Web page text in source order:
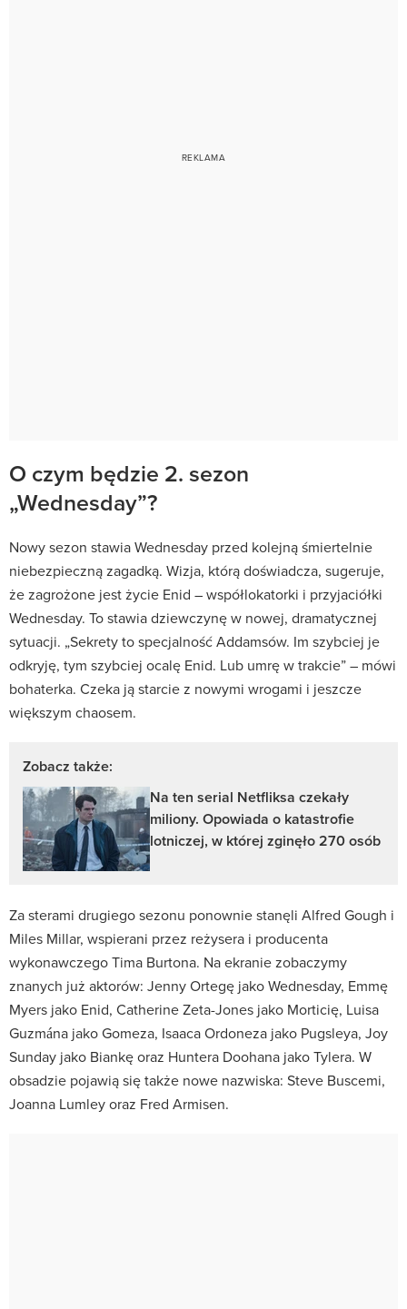
O czym będzie 2. sezon
„Wednesday”?
Nowy sezon stawia Wednesday przed kolejną śmiertelnie
niebezpieczną zagadką. Wizja, którą doświadcza, sugeruje,
że zagrożone jest życie Enid – współlokatorki i przyjaciółki
Wednesday. To stawia dziewczynę w nowej, dramatycznej
sytuacji. „Sekrety to specjalność Addamsów. Im szybciej je
odkryję, tym szybciej ocalę Enid. Lub umrę w trakcie” – mówi
bohaterka. Czeka ją starcie z nowymi wrogami i jeszcze
większym chaosem.
Zobacz także:
Na ten serial Netfliksa czekały
miliony. Opowiada o katastrofie
lotniczej, w której zginęło 270 osób
Za sterami drugiego sezonu ponownie stanęli Alfred Gough i
Miles Millar, wspierani przez reżysera i producenta
wykonawczego Tima Burtona. Na ekranie zobaczymy
znanych już aktorów: Jenny Ortegę jako Wednesday, Emmę
Myers jako Enid, Catherine Zeta-Jones jako Morticię, Luisa
Guzmána jako Gomeza, Isaaca Ordoneza jako Pugsleya, Joy
Sunday jako Biankę oraz Huntera Doohana jako Tylera. W
obsadzie pojawią się także nowe nazwiska: Steve Buscemi,
Joanna Lumley oraz Fred Armisen.